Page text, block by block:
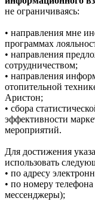
не ограничиваясь:
• направления мне
программах
• направления
сотрудничеством;
• направления
отопительной
Аристон;
• сбора
эффективности
мероприятий.
Для достижения
использовать
• по адресу
• по номеру
мессенджеры);